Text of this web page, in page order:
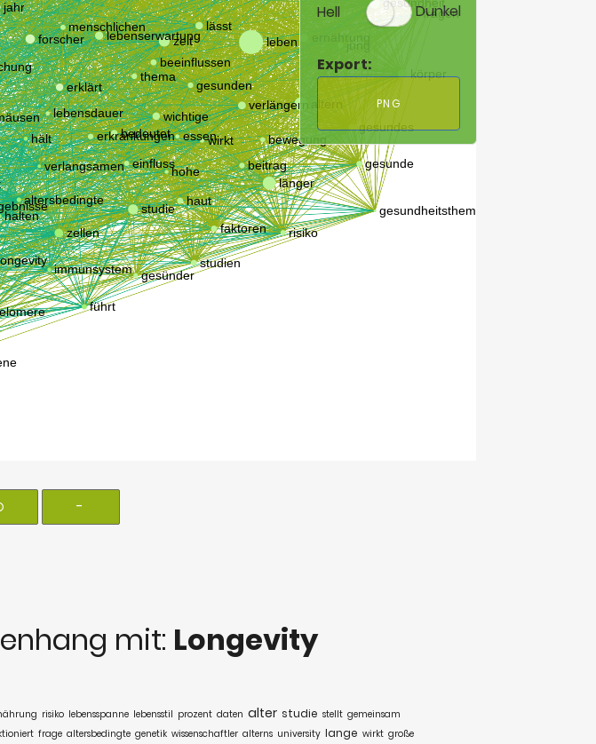
-
Hell
Dunkel
Export:
PNG
mit: Longevity
risiko lebensspanne lebensstil prozent daten alter studie stellt gemeinsam
frage altersbedingte genetik wissenschaftler alterns university lange wirkt große